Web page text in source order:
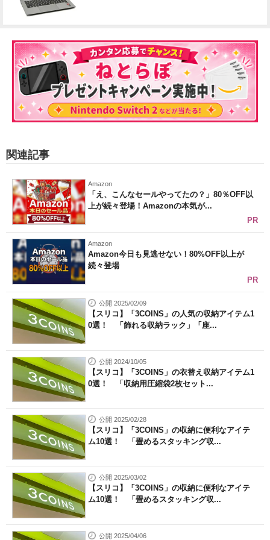
関連記事
Amazon
「え、こんなセールやってたの？」80％OFF以
上が続々登場！Amazonの本気が...
PR
Amazon
Amazon今日も見逃せない！80%OFF以上が
続々登場
PR
公開 2025/02/09
【スリコ】「3COINS」の人気の収納アイテム1
0選！ 「飾れる収納ラック」「座...
公開 2024/10/05
【スリコ】「3COINS」の衣替え収納アイテム1
0選！ 「収納用圧縮袋2枚セット...
公開 2025/02/28
【スリコ】「3COINS」の収納に便利なアイテ
ム10選！ 「畳めるスタッキング収...
公開 2025/03/02
【スリコ】「3COINS」の収納に便利なアイテ
ム10選！ 「畳めるスタッキング収...
公開 2025/04/06